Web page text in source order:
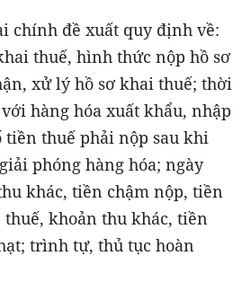
chính đề xuất quy định về:
thuế, hình thức nộp hồ sơ
xử lý hồ sơ khai thuế; thời
hàng hóa xuất khẩu, nhập
tiền thuế phải nộp sau khi
phóng hàng hóa; ngày
khác, tiền chậm nộp, tiền
khoản thu khác, tiền
trình tự, thủ tục hoàn